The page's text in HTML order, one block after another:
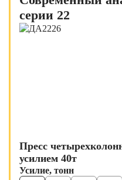
серии 22
Пресс
усилием 40т
Усилие, тонн